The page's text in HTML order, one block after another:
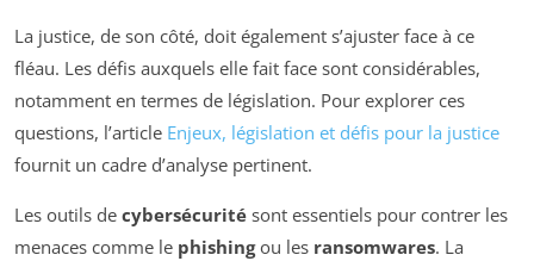
La justice, de son côté, doit également s’ajuster face à ce
fléau. Les défis auxquels elle fait face sont considérables,
notamment en termes de législation. Pour explorer ces
questions, l’article Enjeux, législation et défis pour la justice
fournit un cadre d’analyse pertinent.
Les outils de cybersécurité sont essentiels pour contrer les
menaces comme le phishingou les ransomwares. La